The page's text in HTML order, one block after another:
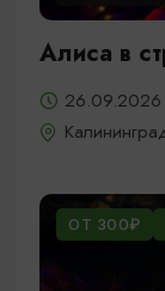
Алиса в
ОТ 300₽